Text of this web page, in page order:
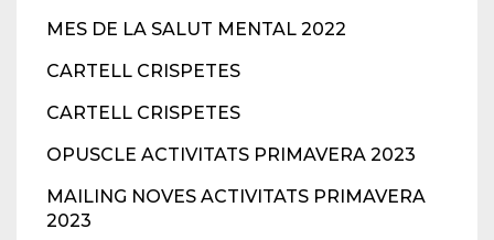
MES DE LA SALUT MENTAL 2022
CARTELL CRISPETES
CARTELL CRISPETES
OPUSCLE ACTIVITATS PRIMAVERA 2023
MAILING NOVES ACTIVITATS PRIMAVERA
2023